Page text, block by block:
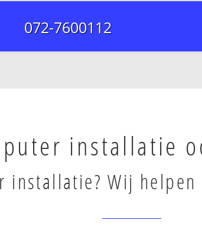
072-7600112
installatie
installatie? Wij